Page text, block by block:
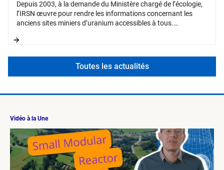
Depuis 2003, à la demande du Ministère chargé de l’écologie,
l’IRSN œuvre pour rendre les informations concernant les
anciens sites miniers d’uranium accessibles à tous.
informations sont consultables via une application WEB
Toutes les actualités
Vidéo à la Une